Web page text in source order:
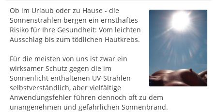
Ob im Urlaub oder zu Hause - die
Sonnenstrahlen bergen ein ernsthaftes
Risiko für Ihre Gesundheit: Vom leichten
Ausschlag bis zum tödlichen Hautkrebs.
Für die meisten von uns ist zwar ein
wirksamer Schutz gegen die im
Sonnenlicht enthaltenen UV-Strahlen
selbstverständlich, aber vielfältige
Anwendungsfehler führen dennoch oft zu dem
unangenehmen und gefährlichen Sonnenbrand.